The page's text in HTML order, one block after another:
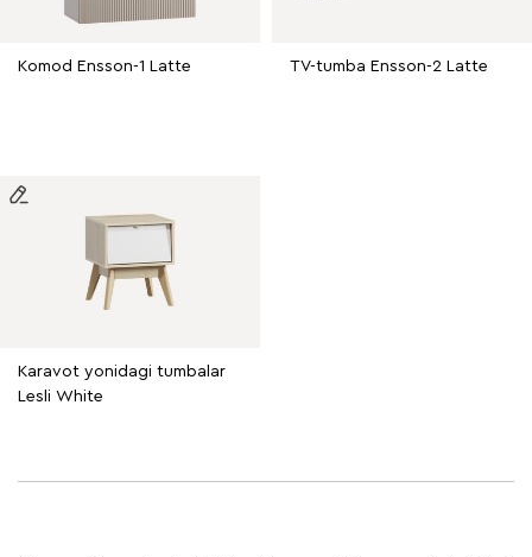
Komod Ensson-1 Latte TV-tumba Ensson-2 Latte
Karavot yonidagi tumbalar
Lesli White